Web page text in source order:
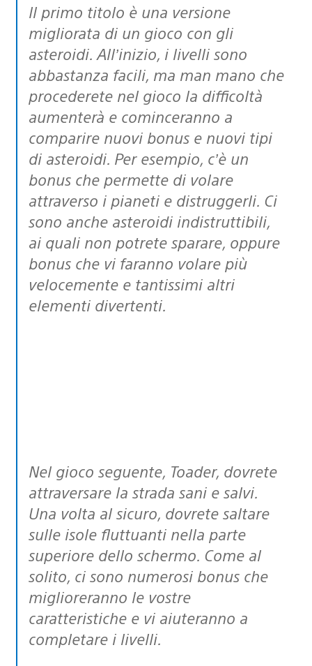
Il primo titolo è una versione
migliorata di un gioco con gli
asteroidi. All’inizio, i livelli sono
abbastanza facili, ma man mano che
procederete nel gioco la difficoltà
aumenterà e cominceranno a
comparire nuovi bonus e nuovi tipi
di asteroidi. Per esempio, c’è un
bonus che permette di volare
attraverso i pianeti e distruggerli. Ci
sono anche asteroidi indistruttibili,
ai quali non potrete sparare, oppure
bonus che vi faranno volare più
velocemente e tantissimi altri
elementi divertenti.
Nel gioco seguente, Toader, dovrete
attraversare la strada sani e salvi.
Una volta al sicuro, dovrete saltare
sulle isole fluttuanti nella parte
superiore dello schermo. Come al
solito, ci sono numerosi bonus che
miglioreranno le vostre
caratteristiche e vi aiuteranno a
completare i livelli.